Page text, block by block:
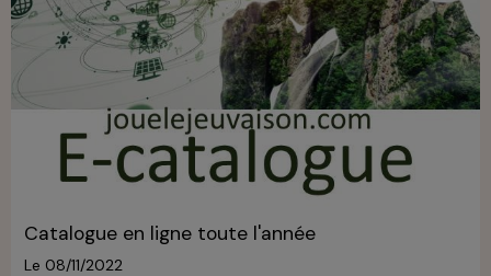
Catalogue en ligne toute l'année
Le 08/11/2022